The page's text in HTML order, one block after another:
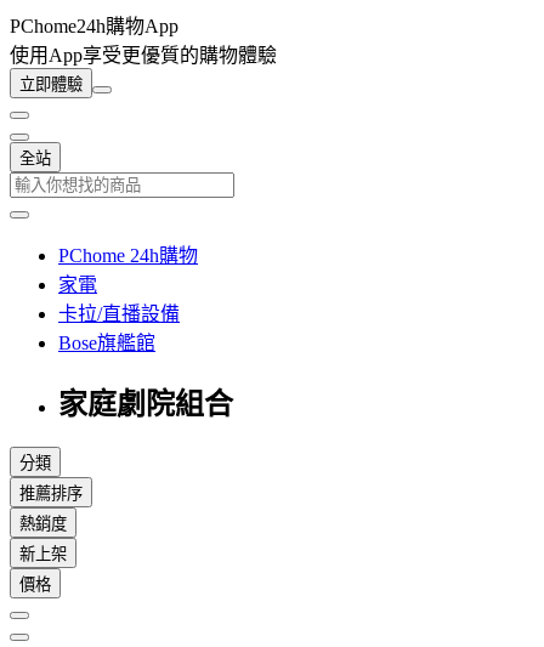
PChome24h購物App
使用App享受更優質的購物體驗
立即體驗
全站
PChome 24h購物
家電
卡拉/直播設備
Bose旗艦館
家庭劇院組合
分類
推薦排序
熱銷度
新上架
價格